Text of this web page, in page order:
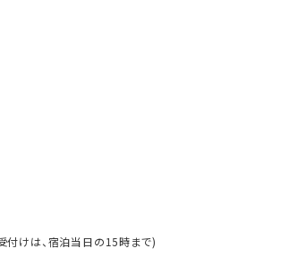
けは、宿泊当日の15時まで)